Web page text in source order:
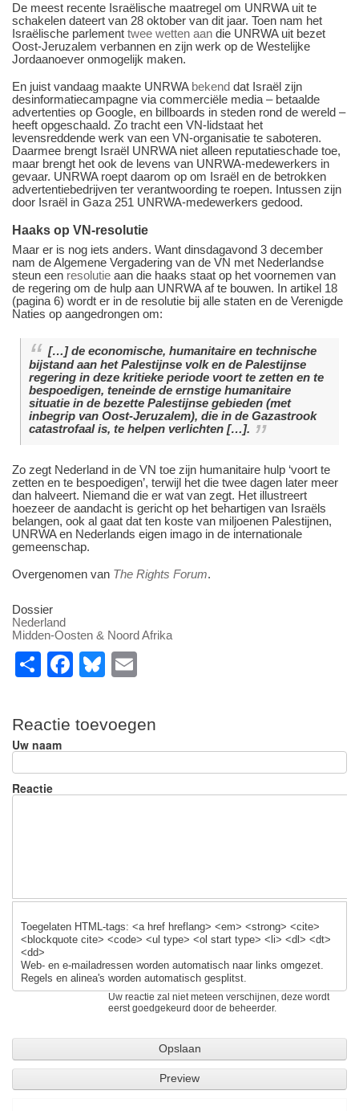
De meest recente Israëlische maatregel om UNRWA uit te
schakelen dateert van 28 oktober van dit jaar. Toen nam het
Israëlische parlement twee wetten aan die UNRWA uit bezet
Oost-Jeruzalem verbannen en zijn werk op de Westelijke
Jordaanoever onmogelijk maken.
En juist vandaag maakte UNRWA bekend dat Israël zijn
desinformatiecampagne via commerciële media – betaalde
advertenties op Google, en billboards in steden rond de wereld –
heeft opgeschaald. Zo tracht een VN-lidstaat het
levensreddende werk van een VN-organisatie te saboteren.
Daarmee brengt Israël UNRWA niet alleen reputatieschade toe,
maar brengt het ook de levens van UNRWA-medewerkers in
gevaar. UNRWA roept daarom op om Israël en de betrokken
advertentiebedrijven ter verantwoording te roepen. Intussen zijn
door Israël in Gaza 251 UNRWA-medewerkers gedood.
Haaks op VN-resolutie
Maar er is nog iets anders. Want dinsdagavond 3 december
nam de Algemene Vergadering van de VN met Nederlandse
steun een resolutie aan die haaks staat op het voornemen van
de regering om de hulp aan UNRWA af te bouwen. In artikel 18
(pagina 6) wordt er in de resolutie bij alle staten en de Verenigde
Naties op aangedrongen om:
[…] de economische, humanitaire en technische
bijstand aan het Palestijnse volk en de Palestijnse
regering in deze kritieke periode voort te zetten en te
bespoedigen, teneinde de ernstige humanitaire
situatie in de bezette Palestijnse gebieden (met
inbegrip van Oost-Jeruzalem), die in de Gazastrook
catastrofaal is, te helpen verlichten […].
Zo zegt Nederland in de VN toe zijn humanitaire hulp ‘voort te
zetten en te bespoedigen’, terwijl het die twee dagen later meer
dan halveert. Niemand die er wat van zegt. Het illustreert
hoezeer de aandacht is gericht op het behartigen van Israëls
belangen, ook al gaat dat ten koste van miljoenen Palestijnen,
UNRWA en Nederlands eigen imago in de internationale
gemeenschap.
Overgenomen van The Rights Forum.
Dossier
Nederland
Midden-Oosten & Noord Afrika
S
ar
e
F
c
e
b
o
Bl
e
sk
y
ail
Reactie toevoegen
Uw naam
Reactie
Toegelaten HTML-tags: <a href hreflang> <em> <strong> <cite>
<blockquote cite> <code> <ul type> <ol start type> <li> <dl> <dt>
<dd>
Web- en e-mailadressen worden automatisch naar links omgezet.
Regels en alinea's worden automatisch gesplitst.
Uw reactie zal niet meteen verschijnen, deze wordt
eerst goedgekeurd door de beheerder.